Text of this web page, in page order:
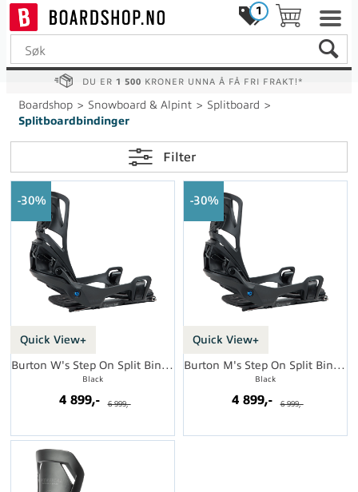
1
DU ER 1 500 KRONER UNNA Å FÅ FRI FRAKT!*
Boardshop>Snowboard & Alpint>Splitboard >
Splitboardbindinger
Filter
Quick View+
30%
Burton W's Step On Split Binding
Black
4 899,- 6 999,-
Quick View+
30%
Burton M's Step On Split Binding
Black
4 899,- 6 999,-